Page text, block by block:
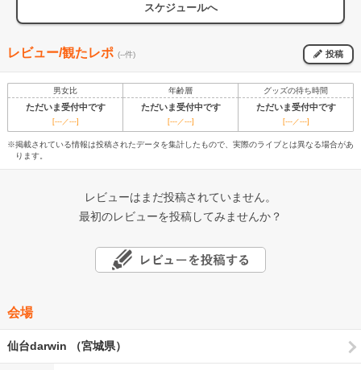
スケジュールへ
レビュー/観たレポ (--件) 投稿
男女比 年齢層 グッズの待ち時間
ただいま受付中です ただいま受付中です ただいま受付中です
[---／---] [---／---] [---／---]
※掲載されている情報は投稿されたデータを集計したもので、実際のライブとは異なる場合があ
ります。
レビューはまだ投稿されていません。
最初のレビューを投稿してみませんか？
会場
仙台darwin （宮城県）